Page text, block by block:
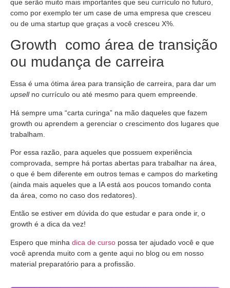
que serão muito mais importantes que seu currículo no futuro,
como por exemplo ter um case de uma empresa que cresceu
ou de uma startup que graças a você cresceu X%.
Growth como área de transição
ou mudança de carreira
Essa é uma ótima área para transição de carreira, para dar um
upsellno currículo ou até mesmo para quem empreende.
Há sempre uma “carta curinga” na mão daqueles que fazem
growth ou aprendem a gerenciar o crescimento dos lugares que
trabalham.
Por essa razão, para aqueles que possuem experiência
comprovada, sempre há portas abertas para trabalhar na área,
o que é bem diferente em outros temas e campos do marketing
(ainda mais aqueles que a IA está aos poucos tomando conta
da área, como no caso dos redatores).
Então se estiver em dúvida do que estudar e para onde ir, o
growth é a dica da vez!
Espero que minha dica de curso possa ter ajudado você e que
você aprenda muito com a gente aqui no blog ou em nosso
material preparatório para a profissão.